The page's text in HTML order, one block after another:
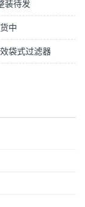
装待发
中
袋式过滤器